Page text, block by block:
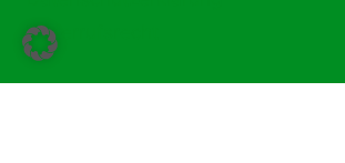
Widerrufsrecht